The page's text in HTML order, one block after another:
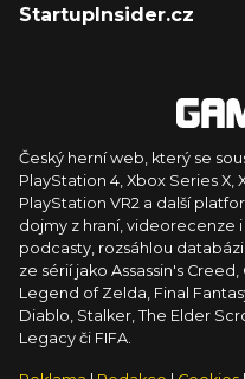
StartupInsider.cz
Český herní web, který se
PlayStation 4, Xbox Series
PlayStation VR2 a další
dojmy z hraní, videorecenze
podcasty, rozsáhlou
ze sérií jako Assassin's
Legend of Zelda, Final
Diablo, Stalker, The Elder
Legacy či FIFA.